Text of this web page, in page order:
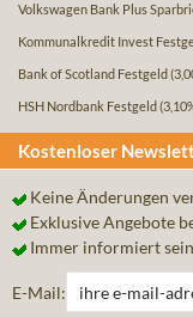
Volkswagen Bank Plus
Kommunalkredit Invest
Bank of Scotland Festgeld
HSH Nordbank Festgeld
Kostenloser
Keine Änderungen
Exklusive Angebote
Immer informiert
E-Mail: